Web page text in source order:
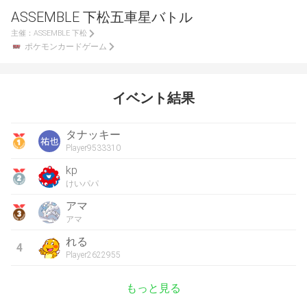
ASSEMBLE 下松五車星バトル
主催： ASSEMBLE 下松
ポケモンカードゲーム
イベント結果
タナッキー
Player9533310
kp
けいパパ
アマ
アマ
4 れる
Player2622955
もっと見る